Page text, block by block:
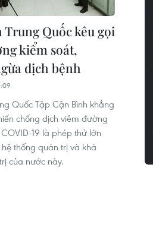
Trung Quốc kêu gọi
kiểm soát,
dịch bệnh
Quốc Tập Cận Bình khẳng
chống dịch viêm đường
19 là phép thử lớn
thống quản trị và khả
của nước này.